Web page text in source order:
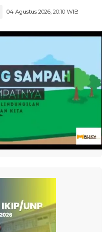
04 Agustus 2026, 20:10 WIB